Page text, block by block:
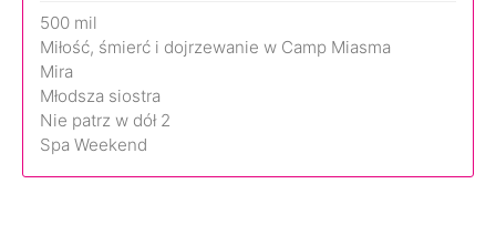
500 mil
Miłość, śmierć i dojrzewanie w Camp Miasma
Mira
Młodsza siostra
Nie patrz w dół 2
Spa Weekend